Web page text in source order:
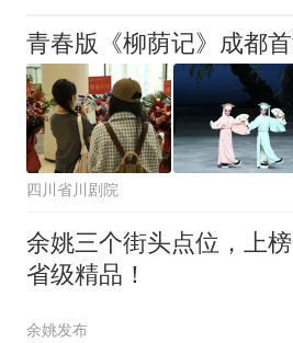
四川省川剧院
余姚三个街头点位，上榜
省级精品！
余姚发布